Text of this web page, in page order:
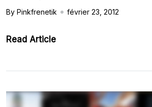
By Pinkfrenetik février 23, 2012
Read Article